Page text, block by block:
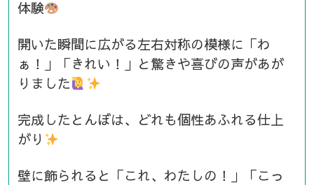
体験
開いた瞬間に広がる左右対称の模様に「わ
ぁ！」「きれい！」と驚きや喜びの声があが
りました
完成したとんぼは、どれも個性あふれる仕上
がり
壁に飾られると「これ、わたしの！」「こっ